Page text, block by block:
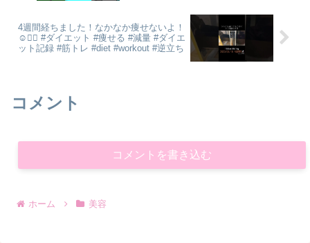
4週間経ちました！なかなか痩せないよ！
☺️✊🏻 #ダイエット #痩せる #減量 #ダイエ
ット記録 #筋トレ #diet #workout #逆立ち
コメント
コメントを書き込む
ホーム 美容